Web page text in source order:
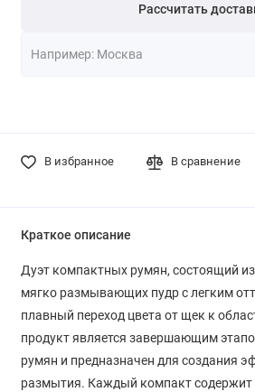
Рассчитать
В избранное В сравнение
Краткое описание
Дуэт компактных румян, состоящий
мягко размывающих пудр с легким
плавный переход цвета от щек к
продукт является завершающим
румян и предназначен для создания
размытия. Каждый компакт содержит